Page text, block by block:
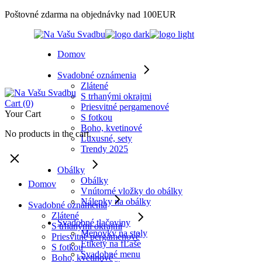
Skip
Poštovné zdarma na objednávky nad 100EUR
Domov
Svadobné oznámenia
Zlátené
S trhanými okrajmi
Priesvitné pergamenové
S fotkou
Boho, kvetinové
Luxusné, sety
Trendy 2025
Obálky
Obálky
Vnútorné vložky do obálky
Nálepky na obálky
Svadobné tlačoviny
Menovky na stoly
Etikety na fĽaše
Svadobné menu
Cart (0)
Your Cart
No products in the cart.
Domov
Svadobné oznámenia
Zlátené
S trhanými okrajmi
Priesvitné pergamenové
S fotkou
Boho, kvetinové